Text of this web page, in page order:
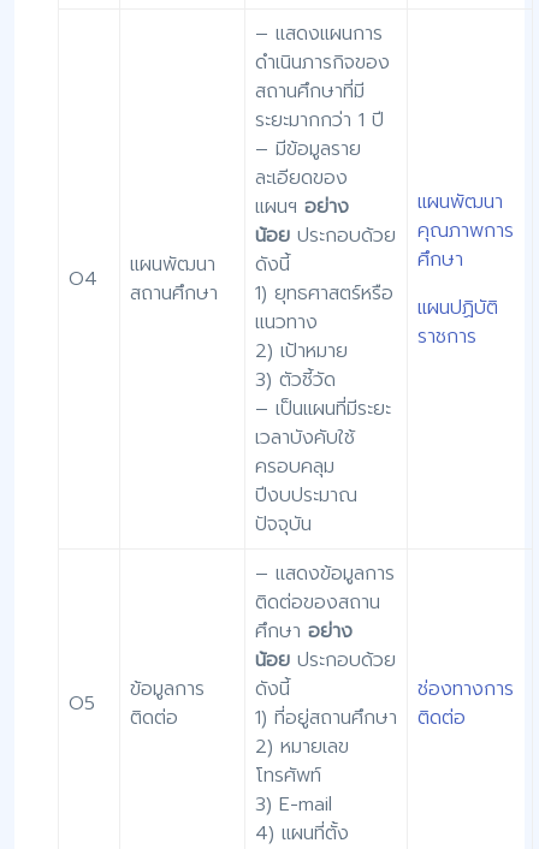
O4
แผนพัฒนา
สถานศึกษา
– แสดงแผนการ
ดำเนินภารกิจของ
สถานศึกษาที่มี
ระยะมากกว่า 1 ปี
– มีข้อมูลราย
ละเอียดของ
แผนฯ อย่าง
น้อย ประกอบด้วย
ดังนี้
1) ยุทธศาสตร์หรือ
แนวทาง
2) เป้าหมาย
3) ตัวชี้วัด
– เป็นแผนที่มีระยะ
เวลาบังคับใช้
ครอบคลุม
ปีงบประมาณ
ปัจจุบัน
แผนพัฒนา
คุณภาพการ
ศึกษา
แผนปฏิบัติ
ราชการ
O5
ข้อมูลการ
ติดต่อ
– แสดงข้อมูลการ
ติดต่อของสถาน
ศึกษา อย่าง
น้อย ประกอบด้วย
ดังนี้
1) ที่อยู่สถานศึกษา
2) หมายเลข
โทรศัพท์
3) E-mail
4) แผนที่ตั้ง
ช่องทางการ
ติดต่อ